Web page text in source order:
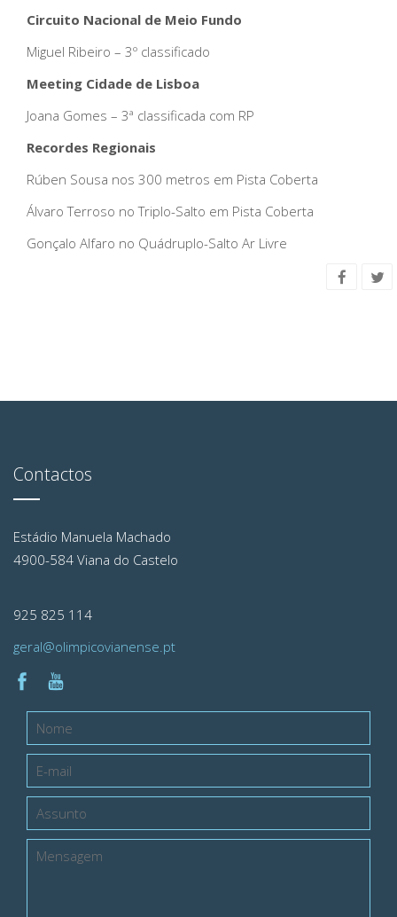
Circuito Nacional de Meio Fundo
Miguel Ribeiro – 3º classificado
Meeting Cidade de Lisboa
Joana Gomes – 3ª classificada com RP
Recordes Regionais
Rúben Sousa nos 300 metros em Pista Coberta
Álvaro Terroso no Triplo-Salto em Pista Coberta
Gonçalo Alfaro no Quádruplo-Salto Ar Livre
Contactos
Estádio Manuela Machado
4900-584 Viana do Castelo
925 825 114
geral@olimpicovianense.pt